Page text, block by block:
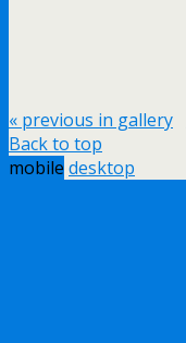
« previous in gallery
Back to top
mobile desktop